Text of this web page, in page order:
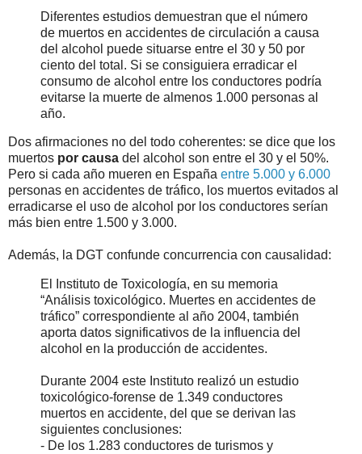
Diferentes estudios demuestran que el número
de muertos en accidentes de circulación a causa
del alcohol puede situarse entre el 30 y 50 por
ciento del total. Si se consiguiera erradicar el
consumo de alcohol entre los conductores podría
evitarse la muerte de almenos 1.000 personas al
año.
Dos afirmaciones no del todo coherentes: se dice que los
muertos por causa del alcohol son entre el 30 y el 50%.
Pero si cada año mueren en España entre 5.000 y 6.000
personas en accidentes de tráfico, los muertos evitados al
erradicarse el uso de alcohol por los conductores serían
más bien entre 1.500 y 3.000.
Además, la DGT confunde concurrencia con causalidad:
El Instituto de Toxicología, en su memoria
“Análisis toxicológico. Muertes en accidentes de
tráfico” correspondiente al año 2004, también
aporta datos significativos de la influencia del
alcohol en la producción de accidentes.
Durante 2004 este Instituto realizó un estudio
toxicológico-forense de 1.349 conductores
muertos en accidente, del que se derivan las
siguientes conclusiones:
- De los 1.283 conductores de turismos y